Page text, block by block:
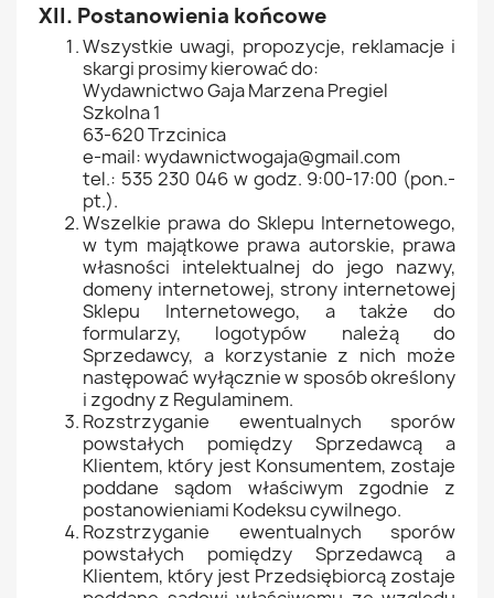
XII. Postanowienia końcowe
Wszystkie uwagi, propozycje, reklamacje i
skargi prosimy kierować do:
Wydawnictwo Gaja Marzena Pregiel
Szkolna 1
63-620 Trzcinica
e-mail: wydawnictwogaja@gmail.com
tel.: 535 230 046 w godz. 9:00-17:00 (pon.-
pt.).
Wszelkie prawa do Sklepu Internetowego,
w tym majątkowe prawa autorskie, prawa
własności intelektualnej do jego nazwy,
domeny internetowej, strony internetowej
Sklepu Internetowego, a także do
formularzy, logotypów należą do
Sprzedawcy, a korzystanie z nich może
następować wyłącznie w sposób określony
i zgodny z Regulaminem.
Rozstrzyganie ewentualnych sporów
powstałych pomiędzy Sprzedawcą a
Klientem, który jest Konsumentem, zostaje
poddane sądom właściwym zgodnie z
postanowieniami Kodeksu cywilnego.
Rozstrzyganie ewentualnych sporów
powstałych pomiędzy Sprzedawcą a
Klientem, który jest Przedsiębiorcą zostaje